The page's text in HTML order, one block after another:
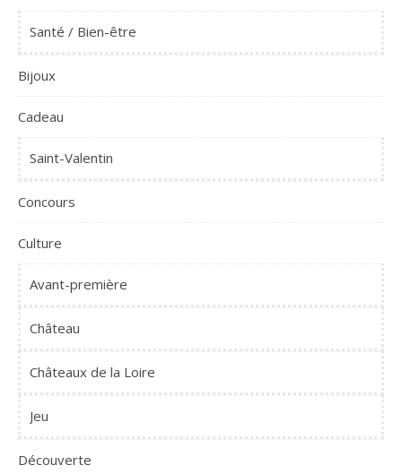
Santé / Bien-être
Bijoux
Cadeau
Saint-Valentin
Concours
Culture
Avant-première
Château
Châteaux de la Loire
Jeu
Découverte